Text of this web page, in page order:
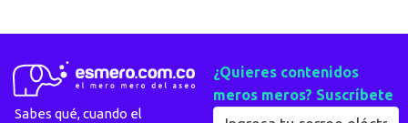
Sabes qué, cuando el
¿Quieres contenidos
meros meros? Suscríbete